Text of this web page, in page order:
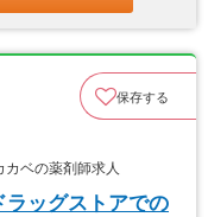
保存する
ベの薬剤師求人
ッグストアでの